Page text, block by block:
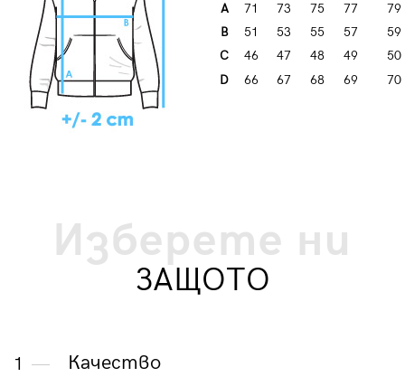
А
71 73 75 77
79
B
51 53 55 57
59
C
46 47 48 49
50
D
66 67 68 69 70
Изберете ни
ЗАЩОТО
1 Качество